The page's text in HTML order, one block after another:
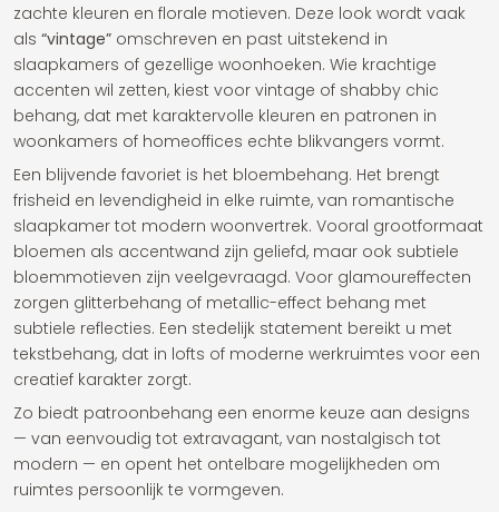
zachte kleuren en florale motieven. Deze look wordt vaak
als “vintage” omschreven en past uitstekend in
slaapkamers of gezellige woonhoeken. Wie krachtige
accenten wil zetten, kiest voor vintage of shabby chic
behang, dat met karaktervolle kleuren en patronen in
woonkamers of homeoffices echte blikvangers vormt.
Een blijvende favoriet is het bloembehang. Het brengt
frisheid en levendigheid in elke ruimte, van romantische
slaapkamer tot modern woonvertrek. Vooral grootformaat
bloemen als accentwand zijn geliefd, maar ook subtiele
bloemmotieven zijn veelgevraagd. Voor glamoureffecten
zorgen glitterbehang of metallic-effect behang met
subtiele reflecties. Een stedelijk statement bereikt u met
tekstbehang, dat in lofts of moderne werkruimtes voor een
creatief karakter zorgt.
Zo biedt patroonbehang een enorme keuze aan designs
— van eenvoudig tot extravagant, van nostalgisch tot
modern — en opent het ontelbare mogelijkheden om
ruimtes persoonlijk te vormgeven.